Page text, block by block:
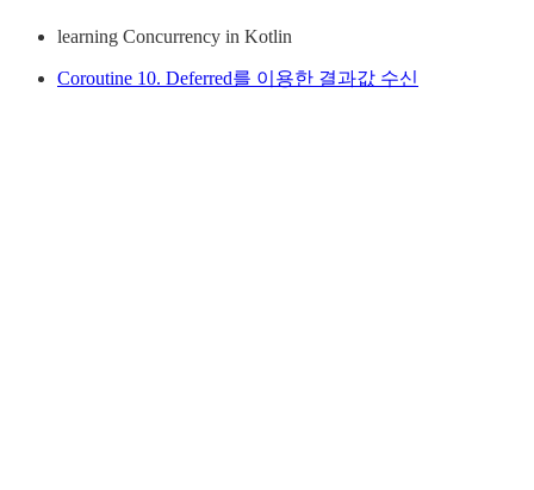
learning Concurrency in Kotlin
Coroutine 10. Deferred를 이용한 결과값 수신